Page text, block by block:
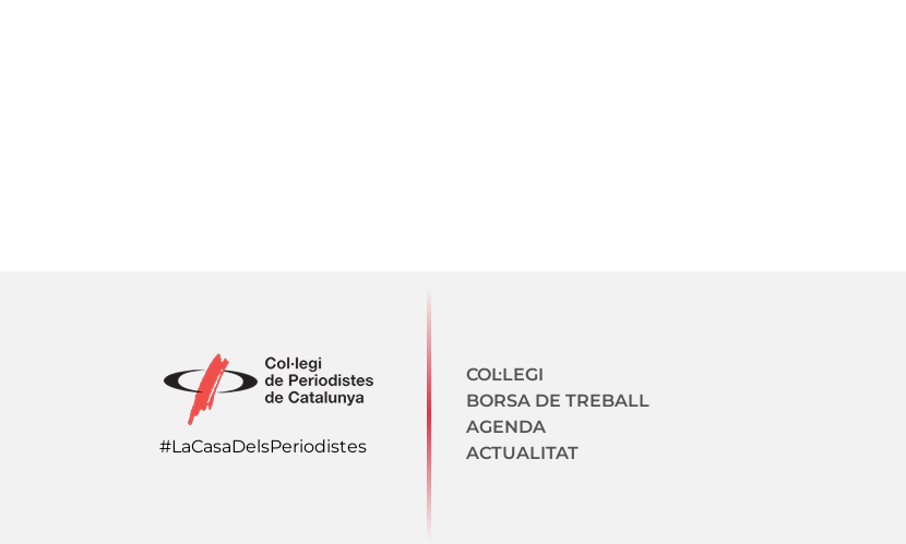
#LaCasaDelsPeriodistes
Navegació secundaria
COL·LEGI
BORSA DE TREBALL
AGENDA
ACTUALITAT